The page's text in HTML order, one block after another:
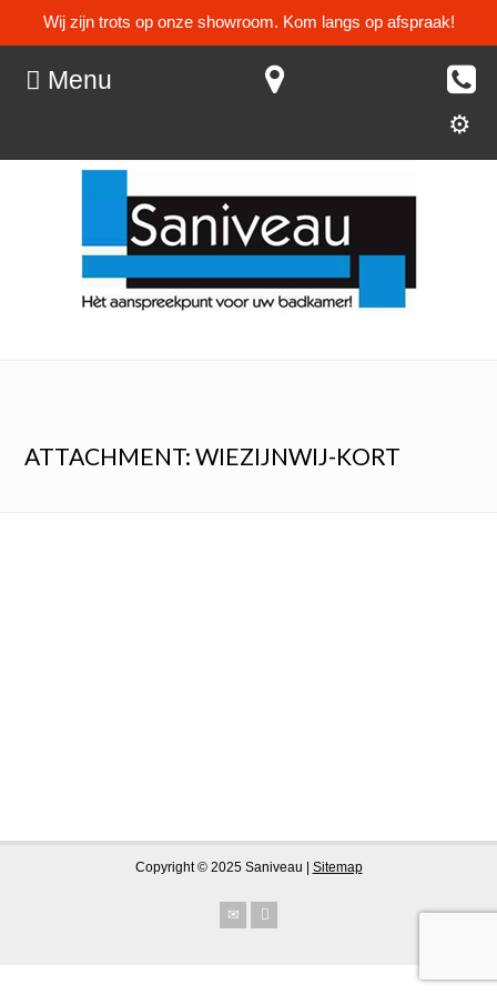
Wij zijn trots op onze showroom. Kom langs op afspraak!
Menu
ATTACHMENT: WIEZIJNWIJ-KORT
Copyright © 2025 Saniveau | Sitemap